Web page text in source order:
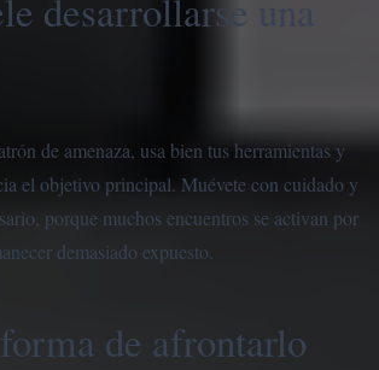
desarrollarse una
de amenaza, usa bien tus herramientas y
el objetivo principal. Muévete con cuidado y
porque muchos encuentros se activan por
demasiado expuesto.
de afrontarlo